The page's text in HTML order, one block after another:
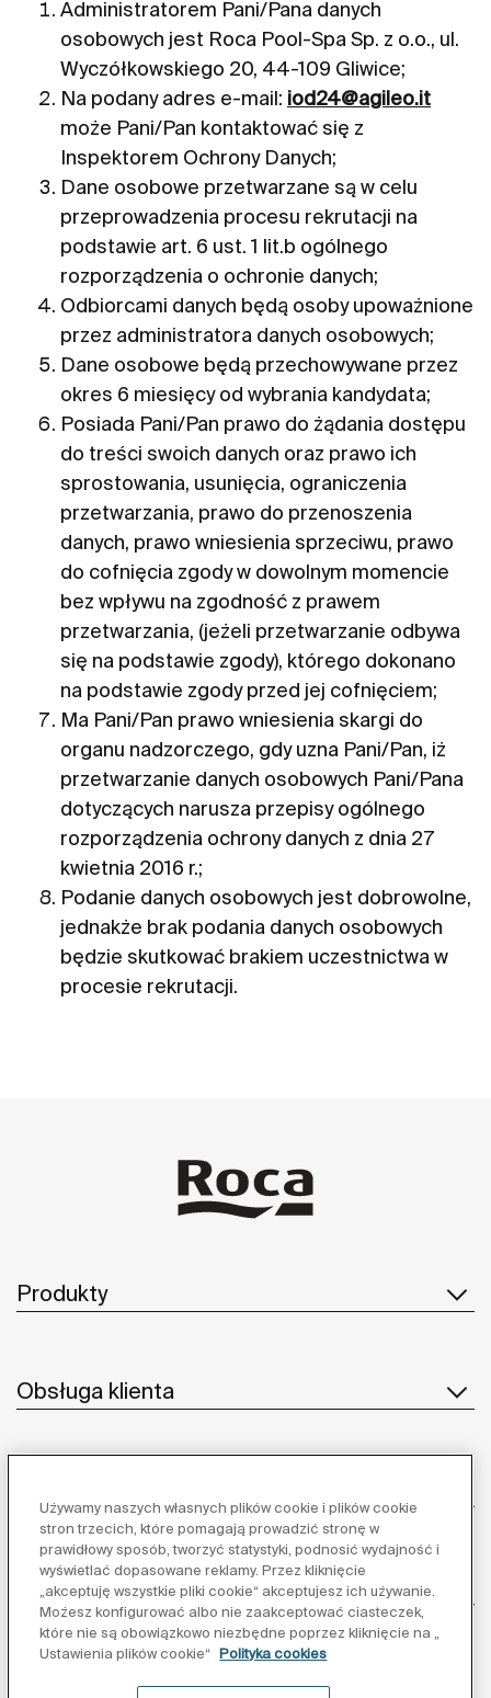
Administratorem Pani/Pana danych
osobowych jest Roca Pool-Spa Sp. z o.o., ul.
Wyczółkowskiego 20, 44-109 Gliwice;
Na podany adres e-mail: iod24@agileo.it
może Pani/Pan kontaktować się z
Inspektorem Ochrony Danych;
Dane osobowe przetwarzane są w celu
przeprowadzenia procesu rekrutacji na
podstawie art. 6 ust. 1 lit.b ogólnego
rozporządzenia o ochronie danych;
Odbiorcami danych będą osoby upoważnione
przez administratora danych osobowych;
Dane osobowe będą przechowywane przez
okres 6 miesięcy od wybrania kandydata;
Posiada Pani/Pan prawo do żądania dostępu
do treści swoich danych oraz prawo ich
sprostowania, usunięcia, ograniczenia
przetwarzania, prawo do przenoszenia
danych, prawo wniesienia sprzeciwu, prawo
do cofnięcia zgody w dowolnym momencie
bez wpływu na zgodność z prawem
przetwarzania, (jeżeli przetwarzanie odbywa
się na podstawie zgody), którego dokonano
na podstawie zgody przed jej cofnięciem;
Ma Pani/Pan prawo wniesienia skargi do
organu nadzorczego, gdy uzna Pani/Pan, iż
przetwarzanie danych osobowych Pani/Pana
dotyczących narusza przepisy ogólnego
rozporządzenia ochrony danych z dnia 27
kwietnia 2016 r.;
Podanie danych osobowych jest dobrowolne,
jednakże brak podania danych osobowych
będzie skutkować brakiem uczestnictwa w
procesie rekrutacji.
Produkty
Obsługa klienta
Inspiracja
Obserwuj nas:
Używamy naszych własnych plików cookie i plików cookie
stron trzecich, które pomagają prowadzić stronę w
prawidłowy sposób, tworzyć statystyki, podnosić wydajność i
wyświetlać dopasowane reklamy. Przez kliknięcie
„akceptuję wszystkie pliki cookie“ akceptujesz ich używanie.
Możesz konfigurować albo nie zaakceptować ciasteczek,
które nie są obowiązkowo niezbędne poprzez kliknięcie na „
Ustawienia plików cookie“
Polityka cookies